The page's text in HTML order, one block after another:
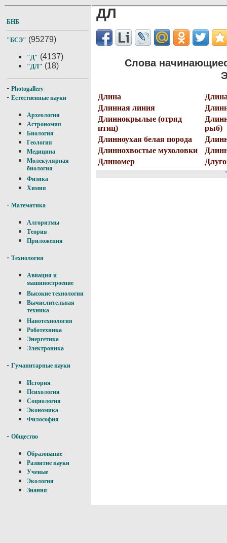
БНБ
"БСЭ" (95279)
"Д" (4137)
"ДЛ" (18)
- Photogallery
- Естественные науки
Археология
Астрономия
Биология
Геология
Медицина
Молекулярная
биология
Физика
Химия
- Математика
Алгоритмы
Теория
Приложения
- Технология
Авиация и
машиностроение
Высокие технологии
Вычислительная
техника
Нанотехнология
Роботехника
Энергетика
Электроника
- Гуманитарные науки
История
Психология
Социология
Экономика
Философия
- Общество
Образование
Развитие науки
Ученые
Экология
Знания
ДЛ
Слова
Длина
Длинная линия
Длиннокрылые (отряд
птиц)
рыб)
Длинноухая белая порода
Длиннохвостые мухоловки
Длиномер